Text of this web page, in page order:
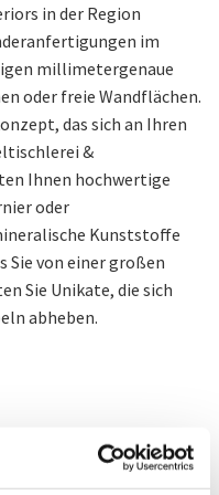
in der Region
im
millimetergenaue
oder freie Wandflächen.
das sich an Ihren
&
Ihnen hochwertige
oder
Kunststoffe
Sie von einer großen
Sie Unikate, die sich
abheben.